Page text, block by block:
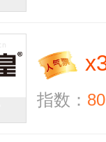
x
指数：